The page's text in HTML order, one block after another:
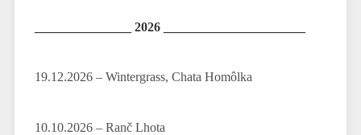
_______________ 2026 ______________________
19.12.2026 – Wintergrass, Chata Homôlka
10.10.2026 – Ranč Lhota